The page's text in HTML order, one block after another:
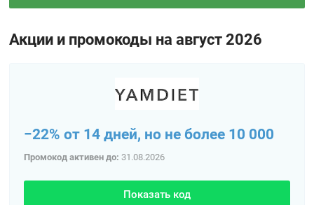
Акции и промокоды на август 2026
−22% от 14 дней, но не более 10 000
Промокод активен до: 31.08.2026
Показать код